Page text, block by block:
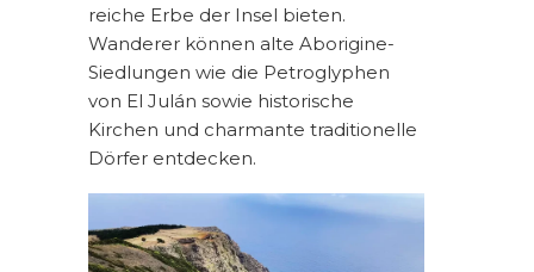
reiche Erbe der Insel bieten.
Wanderer können alte Aborigine-
Siedlungen wie die Petroglyphen
von El Julán sowie historische
Kirchen und charmante traditionelle
Dörfer entdecken.